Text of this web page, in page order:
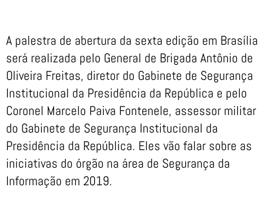
A palestra de abertura da sexta edição em Brasília
será realizada pelo General de Brigada Antônio de
Oliveira Freitas, diretor do Gabinete de Segurança
Institucional da Presidência da República e pelo
Coronel Marcelo Paiva Fontenele, assessor militar
do Gabinete de Segurança Institucional da
Presidência da República. Eles vão falar sobre as
iniciativas do órgão na área de Segurança da
Informação em 2019.